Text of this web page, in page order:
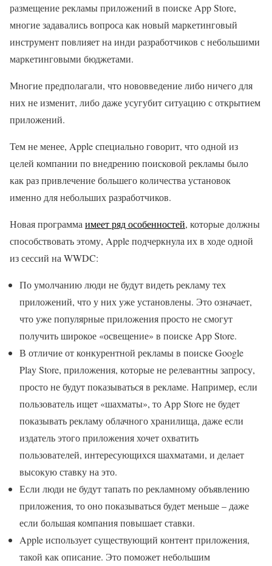
размещение рекламы приложений в поиске App Store,
многие задавались вопроса как новый маркетинговый
инструмент повлияет на инди разработчиков с небольшими
маркетинговыми бюджетами.
Многие предполагали, что нововведение либо ничего для
них не изменит, либо даже усугубит ситуацию с открытием
приложений.
Тем не менее, Apple специально говорит, что одной из
целей компании по внедрению поисковой рекламы было
как раз привлечение большего количества установок
именно для небольших разработчиков.
Новая программа имеет ряд особенностей, которые должны
способствовать этому, Apple подчеркнула их в ходе одной
из сессий на WWDC:
По умолчанию люди не будут видеть рекламу тех
приложений, что у них уже установлены. Это означает,
что уже популярные приложения просто не смогут
получить широкое «освещение» в поиске App Store.
В отличие от конкурентной рекламы в поиске Google
Play Store, приложения, которые не релевантны запросу,
просто не будут показываться в рекламе. Например, если
пользователь ищет «шахматы», то App Store не будет
показывать рекламу облачного хранилища, даже если
издатель этого приложения хочет охватить
пользователей, интересующихся шахматами, и делает
высокую ставку на это.
Если люди не будут тапать по рекламному объявлению
приложения, то оно показываться будет меньше – даже
если большая компания повышает ставки.
Apple использует существующий контент приложения,
такой как описание. Это поможет небольшим